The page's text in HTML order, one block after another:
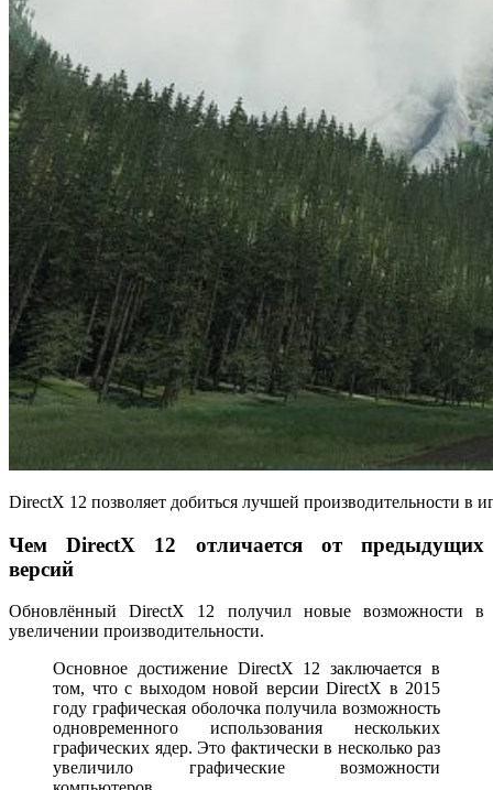
DirectX 12 позволяет добиться лучшей производительности в
Чем DirectX 12 отличается от предыдущих
версий
Обновлённый DirectX 12 получил новые возможности в
увеличении производительности.
Основное достижение DirectX 12 заключается в
том, что с выходом новой версии DirectX в 2015
году графическая оболочка получила возможность
одновременного использования нескольких
графических ядер. Это фактически в несколько раз
увеличило графические возможности